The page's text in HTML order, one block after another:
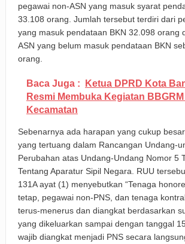
pegawai non-ASN yang masuk syarat
33.108 orang. Jumlah tersebut terdiri dari
yang masuk pendataan BKN 32.098 orang
ASN yang belum masuk pendataan BKN
orang.
Baca Juga :
Ketua DPRD Kota
Resmi Membuka Kegiatan
Kecamatan
Sebenarnya ada harapan yang cukup
yang tertuang dalam Rancangan Undang-
Perubahan atas Undang-Undang Nomor 5
Tentang Aparatur Sipil Negara. RUU
131A ayat (1) menyebutkan “Tenaga
tetap, pegawai non-PNS, dan tenaga
terus-menerus dan diangkat berdasarkan
yang dikeluarkan sampai dengan tanggal
wajib diangkat menjadi PNS secara